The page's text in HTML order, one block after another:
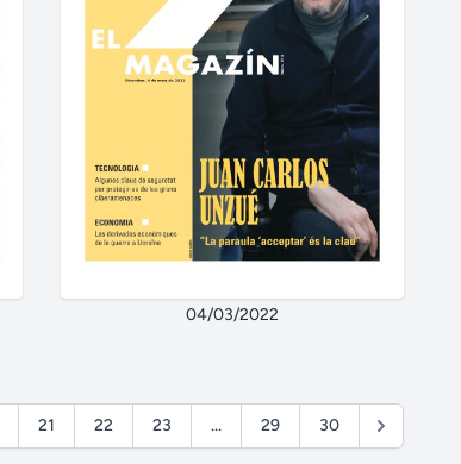
04/03/2022
21 22 23 ... 29 30